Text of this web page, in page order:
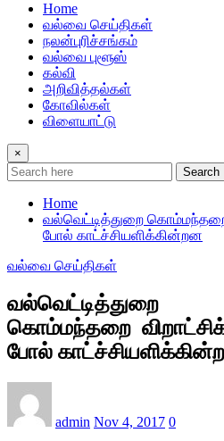
Home
வல்வை செய்திகள்
நலன்புரிச்சங்கம்
வல்வை புளூஸ்
கல்வி
அறிவித்தல்கள்
கோவில்கள்
விளையாட்டு
×
Search
Home
வல்வெட்டித்துறை கொம்மந்தறை
போல் காட்ச்சியளிக்கின்றன
வல்வை செய்திகள்
வல்வெட்டித்துறை
கொம்மந்தறை
போல்
admin Nov 4, 2017 0